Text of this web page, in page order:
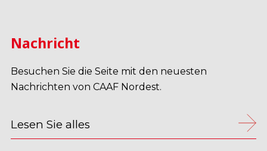
Nachricht
Besuchen Sie die Seite mit den neuesten
Nachrichten von CAAF Nordest.
Lesen Sie alles